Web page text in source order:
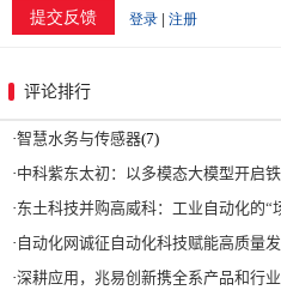
评论排行
·智慧水务与传感器(7)
·中科紫东太初：以多模态大模型开启
·东土科技并购高威科：工业自动化的“
· 自动化网诚征自动化科技赋能高质量
·深耕应用，兆易创新携全系产品和行